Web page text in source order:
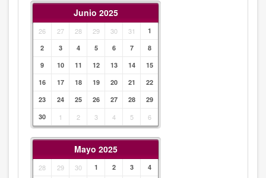
Junio 2025
26 27 28 29 30 31
1
2
3 4 5 6 7
8
9
10 11 12 13 14
15
16
17 18 19 20 21
22
23
24 25 26 27 28
29
30
1 2 3 4 5 6
Mayo 2025
28 29 30 1 2 3 4